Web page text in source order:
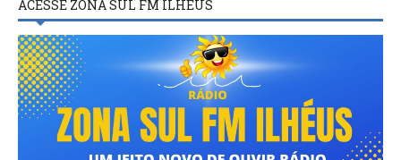
ACESSE ZONA SUL FM ILHÉUS